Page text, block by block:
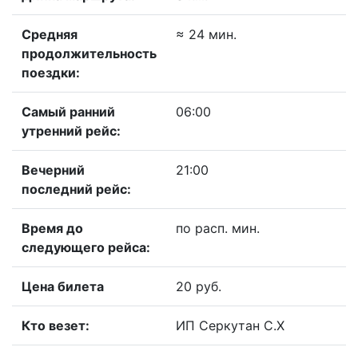
Средняя
продолжительность
поездки:
≈ 24 мин.
Самый ранний
утренний рейс:
06:00
Вечерний
последний рейс:
21:00
Время до
следующего рейса:
по расп. мин.
Цена билета 20 руб.
Кто везет: ИП Серкутан С.Х